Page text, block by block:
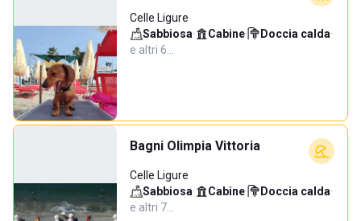
Celle Ligure
Sabbiosa· Cabine· Doccia calda·
e altri 6…
Bagni Olimpia Vittoria
Celle Ligure
Sabbiosa· Cabine· Doccia calda·
e altri 7…